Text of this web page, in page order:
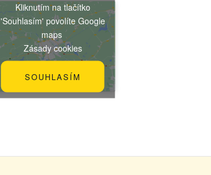
Kliknutím na tlačítko
'Souhlasím' povolíte Google
maps
Zásady cookies
SOUHLASÍM